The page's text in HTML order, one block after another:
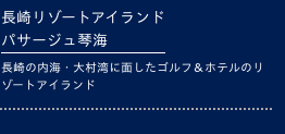
長崎リゾートアイランド
パサージュ琴海
長崎の内海・大村湾に面したゴルフ＆ホテルのリ
ゾートアイランド